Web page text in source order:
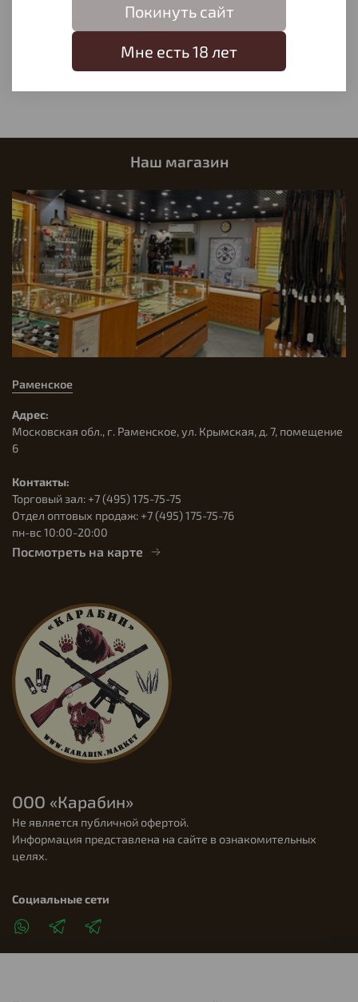
Отзывов еще никто не оставлял
Написать отзыв
Наш магазин
Раменское
Адрес:
Московская обл., г. Раменское, ул. Крымская, д. 7, помещение
6
Контакты:
Торговый зал: +7 (495) 175-75-75
Отдел оптовых продаж: +7 (495) 175-75-76
пн-вс 10:00-20:00
Посмотреть на карте
ООО «Карабин»
Не является публичной офертой.
Информация представлена на сайте в ознакомительных
целях.
Социальные сети
Покинуть сайт
Мне есть 18 лет